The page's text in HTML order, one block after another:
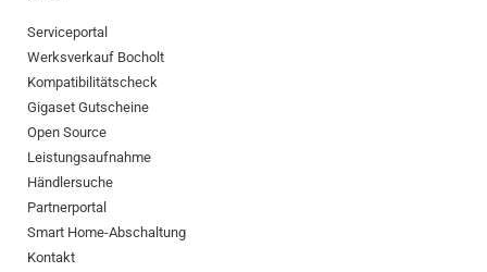
Serviceportal
Werksverkauf Bocholt
Kompatibilitätscheck
Gigaset Gutscheine
Open Source
Leistungsaufnahme
Händlersuche
Partnerportal
Smart Home-Abschaltung
Kontakt